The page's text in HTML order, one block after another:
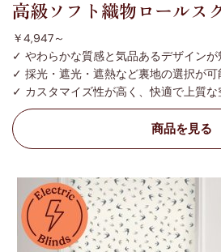
高級ソフト織物ロールス
￥4,947～
✓ やわらかな質感と気品あるデザインが
✓ 採光・遮光・遮熱など裏地の選択が可
✓ カスタマイズ性が高く、快適で上質な
商品を見る